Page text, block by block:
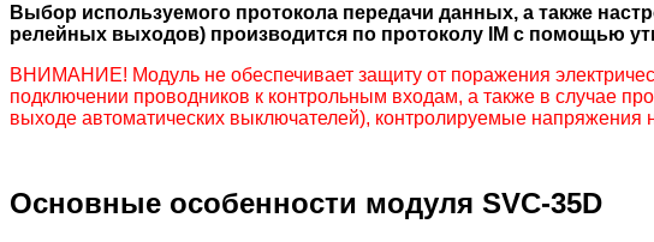
Выбор используемого протокола передачи данных, а также
релейных выходов) производится по протоколу IM с помощью
ВНИМАНИЕ! Модуль не обеспечивает защиту от поражения
подключении проводников к контрольным входам, а также в случае
выходе автоматических выключателей), контролируемые
Основные особенности модуля SVC-35D